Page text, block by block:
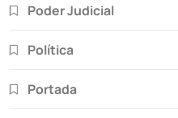
Poder Judicial
Política
Portada